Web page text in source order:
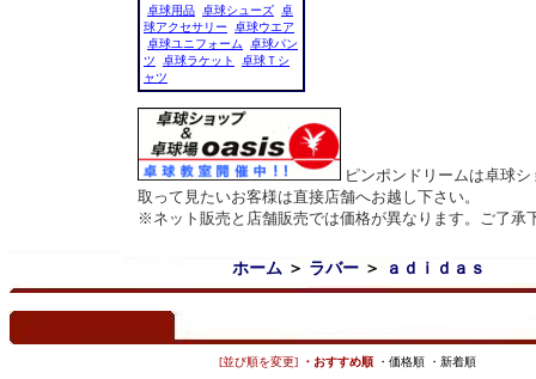
卓球用品 卓球シューズ 卓
球アクセサリー
卓球ウエア
卓球ユニフォーム
卓球パン
ツ
卓球ラケット
卓球Ｔシ
ャツ
ピンポンドリームは卓球
取って見たいお客様は直接店舗へお越し下さい。
※ネット販売と店舗販売では価格が異なります。ご了承
ホーム＞ ラバー＞ ａｄｉｄａｓ
[並び順を変更] ・おすすめ順 ・価格順 ・新着順